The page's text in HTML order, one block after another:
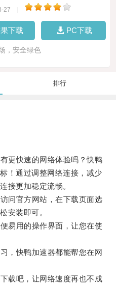
27
下载 PC下载
，安全绿色
排行
快速的网络体验吗？快鸭
！通过调整网络连接，减少
接更加稳定流畅。
官方网站，在下载页面选
安装即可。
用的操作界面，让您在使
快鸭加速器都能帮您在网
吧，让网络速度再也不成